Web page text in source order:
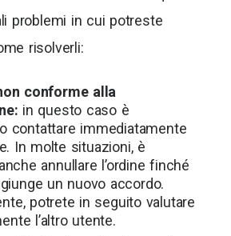
problemi in cui potreste
risolverli:
conforme alla
in questo caso è
contattare immediatamente
In molte situazioni, è
annullare l’ordine finché
un nuovo accordo.
potrete in seguito valutare
l’altro utente.